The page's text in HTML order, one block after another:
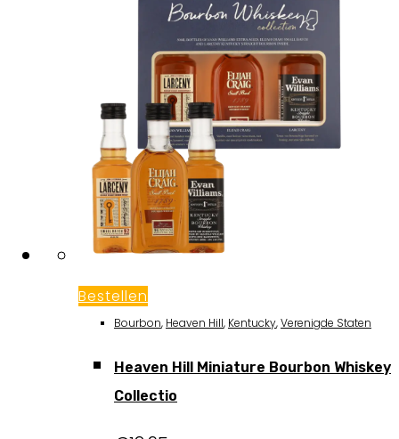
Bestellen
Bourbon, Heaven Hill, Kentucky,Verenigde Staten
Heaven Hill Miniature Bourbon Whiskey
Collectio